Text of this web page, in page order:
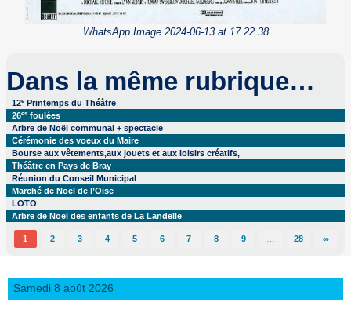
WhatsApp Image 2024-06-13 at 17.22.38
Dans la même rubrique…
12e Printemps du Théâtre
26es foulées
Arbre de Noël communal + spectacle
Cérémonie des voeux du Maire
Bourse aux vêtements,aux jouets et aux loisirs créatifs,
Théâtre en Pays de Bray
Réunion du Conseil Municipal
Marché de Noël de l’Oise
LOTO
Arbre de Noël des enfants de La Landelle
1 2 3 4 5 6 7 8 9 28 ∞
Samedi 8 août 2026